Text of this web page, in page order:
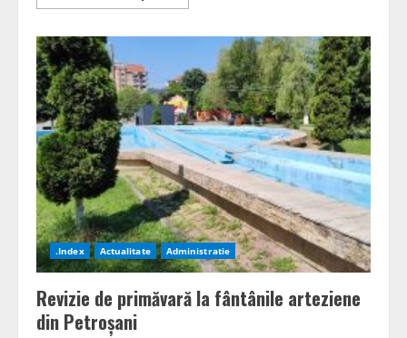
more
fotovoltaic
în
Lupeni
Est:
investiție
de
peste
4,7
milioane
de
lei
din
fonduri
nerambursabile
.Index Actualitate Administratie
Revizie de primăvară la fântânile arteziene
din Petroșani